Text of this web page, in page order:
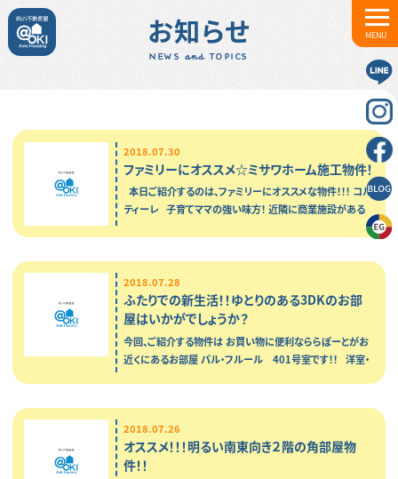
MENU
お知らせ
NEWS and TOPICS
2018.07.30
ファミリーにオススメ☆ミサワホーム施工物件！
本日ご紹介するのは、ファミリーにオススメな物件！！！ コル
ティーレ 子育てママの強い味方！ 近隣に商業施設がある
2018.07.28
ふたりでの新生活！！ゆとりのある3DKのお部
屋はいかがでしょうか？
今回、ご紹介する物件は お買い物に便利なららぽーとがお
近くにあるお部屋 パル・フルール 401号室です！！ 洋室・
和室と全てのお部屋に収納がついておりますので 荷物が
2018.07.26
オススメ！！！明るい南東向き２階の角部屋物
件！！